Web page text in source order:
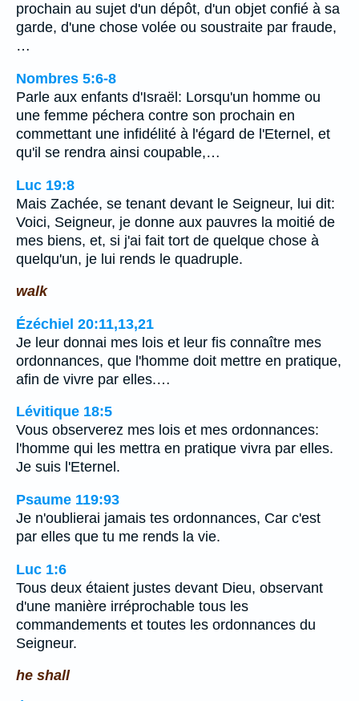
prochain au sujet d'un dépôt, d'un objet confié à sa
garde, d'une chose volée ou soustraite par fraude,
…
Nombres 5:6-8
Parle aux enfants d'Israël: Lorsqu'un homme ou
une femme péchera contre son prochain en
commettant une infidélité à l'égard de l'Eternel, et
qu'il se rendra ainsi coupable,…
Luc 19:8
Mais Zachée, se tenant devant le Seigneur, lui dit:
Voici, Seigneur, je donne aux pauvres la moitié de
mes biens, et, si j'ai fait tort de quelque chose à
quelqu'un, je lui rends le quadruple.
walk
Ézéchiel 20:11,13,21
Je leur donnai mes lois et leur fis connaître mes
ordonnances, que l'homme doit mettre en pratique,
afin de vivre par elles.…
Lévitique 18:5
Vous observerez mes lois et mes ordonnances:
l'homme qui les mettra en pratique vivra par elles.
Je suis l'Eternel.
Psaume 119:93
Je n'oublierai jamais tes ordonnances, Car c'est
par elles que tu me rends la vie.
Luc 1:6
Tous deux étaient justes devant Dieu, observant
d'une manière irréprochable tous les
commandements et toutes les ordonnances du
Seigneur.
he shall